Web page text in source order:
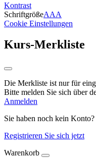
Kontrast
SchriftgrößeAAA
Cookie Einstellungen
Kurs-Merkliste
Die Merkliste ist nur für
Bitte melden Sie sich über
Anmelden
Sie haben noch kein Konto?
Registrieren Sie sich jetzt
Warenkorb